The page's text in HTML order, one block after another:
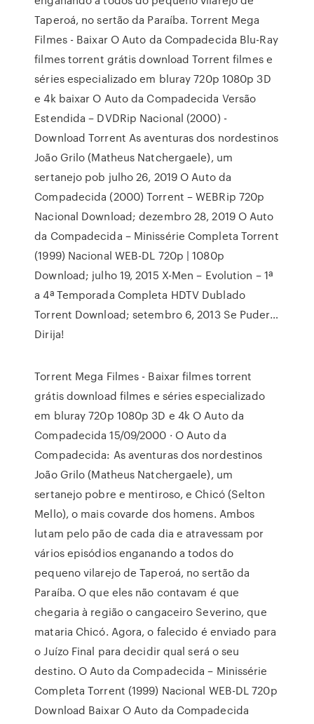
Taperoá, no sertão da Paraíba. Torrent Mega
Filmes - Baixar O Auto da Compadecida Blu-Ray
filmes torrent grátis download Torrent filmes e
séries especializado em bluray 720p 1080p 3D
e 4k baixar O Auto da Compadecida Versão
Estendida – DVDRip Nacional (2000) -
Download Torrent As aventuras dos nordestinos
João Grilo (Matheus Natchergaele), um
sertanejo pob julho 26, 2019 O Auto da
Compadecida (2000) Torrent – WEBRip 720p
Nacional Download; dezembro 28, 2019 O Auto
da Compadecida – Minissérie Completa Torrent
(1999) Nacional WEB-DL 720p | 1080p
Download; julho 19, 2015 X-Men – Evolution – 1ª
a 4ª Temporada Completa HDTV Dublado
Torrent Download; setembro 6, 2013 Se Puder…
Dirija!
Torrent Mega Filmes - Baixar filmes torrent
grátis download filmes e séries especializado
em bluray 720p 1080p 3D e 4k O Auto da
Compadecida 15/09/2000 · O Auto da
Compadecida: As aventuras dos nordestinos
João Grilo (Matheus Natchergaele), um
sertanejo pobre e mentiroso, e Chicó (Selton
Mello), o mais covarde dos homens. Ambos
lutam pelo pão de cada dia e atravessam por
vários episódios enganando a todos do
pequeno vilarejo de Taperoá, no sertão da
Paraíba. O que eles não contavam é que
chegaria à região o cangaceiro Severino, que
mataria Chicó. Agora, o falecido é enviado para
o Juízo Final para decidir qual será o seu
destino. O Auto da Compadecida – Minissérie
Completa Torrent (1999) Nacional WEB-DL 720p
Download Baixar O Auto da Compadecida